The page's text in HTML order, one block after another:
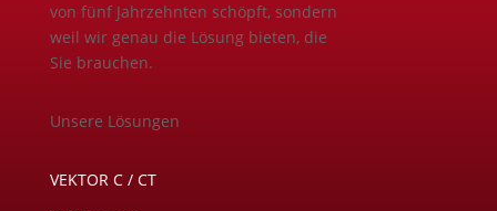
von fünf Jahrzehnten schöpft, sondern
weil wir genau die Lösung bieten, die
Sie brauchen.
Unsere Lösungen
VEKTOR C / CT